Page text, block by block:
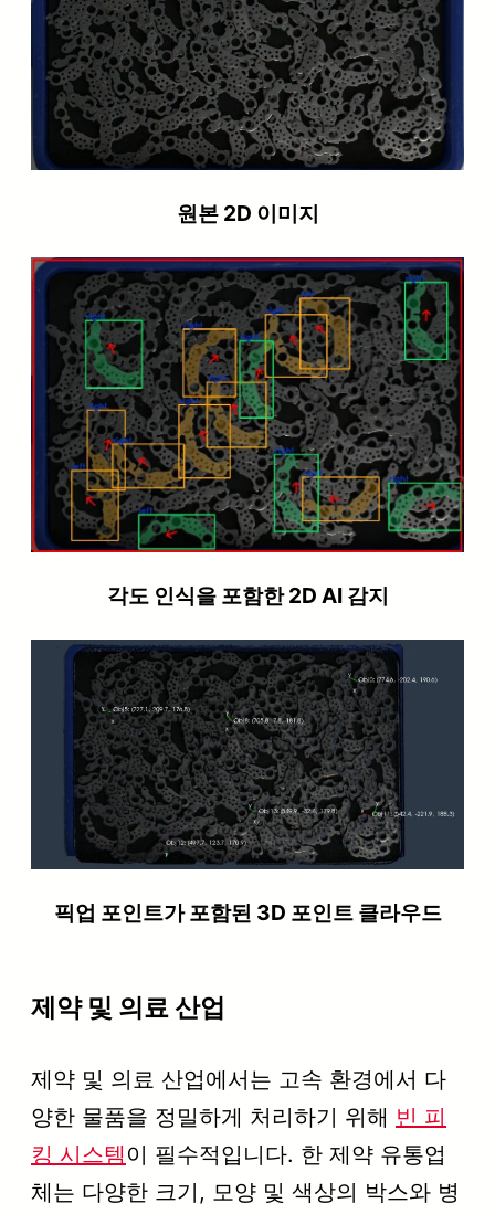
원본 2D 이미지
각도 인식을 포함한 2D AI 감지
픽업 포인트가 포함된 3D 포인트 클라우드
제약 및 의료 산업
제약 및 의료 산업에서는 고속 환경에서 다
양한 물품을 정밀하게 처리하기 위해 빈 피
킹 시스템이 필수적입니다. 한 제약 유통업
체는 다양한 크기, 모양 및 색상의 박스와 병